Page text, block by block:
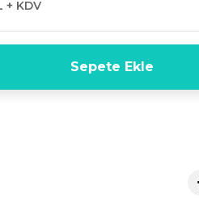
+ KDV
Sepete Ekle